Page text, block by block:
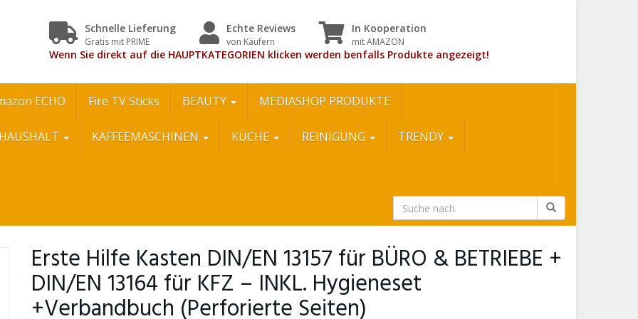
Schnelle Lieferung
Gratis mit PRIME
Echte Reviews
von Käufern
In Kooperation
mit AMAZON
Wenn Sie direkt auf die HAUPTKATEGORIEN klicken werden benfalls Produkte angezeigt!
ECHO Fire TV Sticks BEAUTY MEDIASHOP PRODUKTE
HAUSHALT KAFFEEMASCHINEN KÜCHE REINIGUNG TRENDY
Erste Hilfe Kasten DIN/EN 13157 für BÜRO & BETRIEBE +
DIN/EN 13164 für KFZ – INKL. Hygieneset
+Verbandbuch (Perforierte Seiten)